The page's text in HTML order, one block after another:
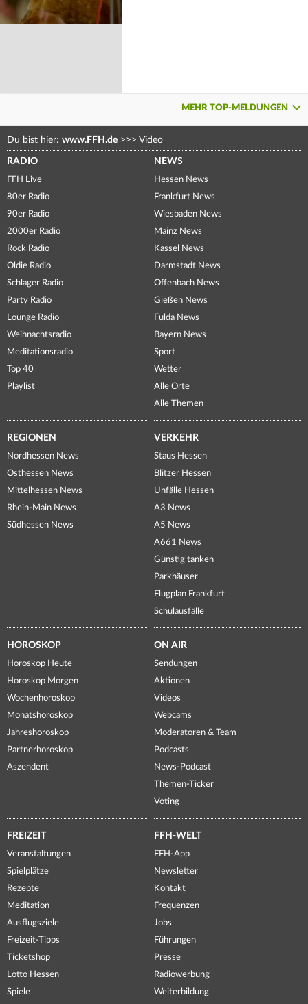
MEHR TOP-MELDUNGEN
Du bist hier: www.FFH.de >>> Video
RADIO
FFH Live
80er Radio
90er Radio
2000er Radio
Rock Radio
Oldie Radio
Schlager Radio
Party Radio
Lounge Radio
Weihnachtsradio
Meditationsradio
Top 40
Playlist
NEWS
Hessen News
Frankfurt News
Wiesbaden News
Mainz News
Kassel News
Darmstadt News
Offenbach News
Gießen News
Fulda News
Bayern News
Sport
Wetter
Alle Orte
Alle Themen
REGIONEN
Nordhessen News
Osthessen News
Mittelhessen News
Rhein-Main News
Südhessen News
VERKEHR
Staus Hessen
Blitzer Hessen
Unfälle Hessen
A3 News
A5 News
A661 News
Günstig tanken
Parkhäuser
Flugplan Frankfurt
Schulausfälle
HOROSKOP
Horoskop Heute
Horoskop Morgen
Wochenhoroskop
Monatshoroskop
Jahreshoroskop
Partnerhoroskop
Aszendent
ON AIR
Sendungen
Aktionen
Videos
Webcams
Moderatoren & Team
Podcasts
News-Podcast
Themen-Ticker
Voting
FREIZEIT
Veranstaltungen
Spielplätze
Rezepte
Meditation
Ausflugsziele
Freizeit-Tipps
Ticketshop
Lotto Hessen
Spiele
FFH-WELT
FFH-App
Newsletter
Kontakt
Frequenzen
Jobs
Führungen
Presse
Radiowerbung
Weiterbildung